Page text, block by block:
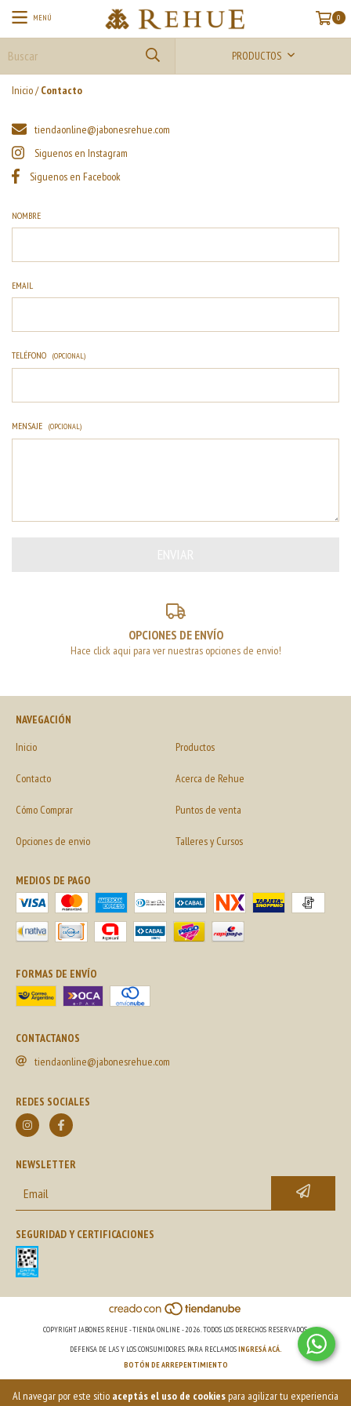
Al navegar por este sitio aceptás el uso de cookiespara agilizar tu experiencia
MENÚ 0
PRODUCTOS
Inicio/ Contacto
tiendaonline@jabonesrehue.com
Siguenos en Instagram
Siguenos en Facebook
NOMBRE
EMAIL
TELÉFONO (OPCIONAL)
MENSAJE (OPCIONAL)
OPCIONES DE ENVÍO
Hace click aqui para ver nuestras opciones de envio!
NAVEGACIÓN
Inicio
Productos
Contacto Acerca de Rehue
Cómo Comprar Puntos de venta
Opciones de envio Talleres y Cursos
MEDIOS DE PAGO
FORMAS DE ENVÍO
CONTACTANOS
tiendaonline@jabonesrehue.com
REDES SOCIALES
NEWSLETTER
SEGURIDAD Y CERTIFICACIONES
COPYRIGHT JABONES REHUE - TIENDA ONLINE - 2026. TODOS LOS DERECHOS RESERVADOS.
DEFENSA DE LAS Y LOS CONSUMIDORES. PARA RECLAMOSINGRESÁ ACÁ.
BOTÓN DE ARREPENTIMIENTO